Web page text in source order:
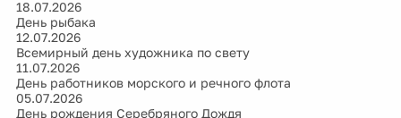
18.07.2026
День рыбака
12.07.2026
Всемирный день художника по свету
11.07.2026
День работников морского и речного флота
05.07.2026
День рождения Серебряного Дождя